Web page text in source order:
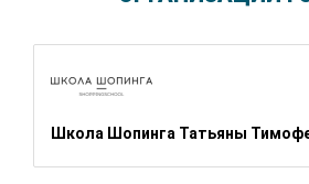
Школа Шопинга Татьяны